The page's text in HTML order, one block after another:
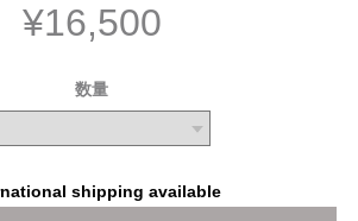
¥16,500
数量
shipping available